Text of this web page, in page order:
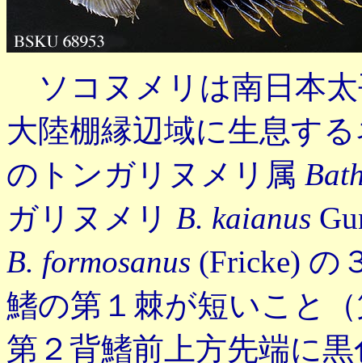
ソコヌメリは南日本太
大陸棚縁辺域に生息す
のトンガリヌメリ属
ガリヌメリ B. kaianus
B. formosanus (Fricke) の
鰭の第１棘が短いこと
第２背鰭前上方先端に